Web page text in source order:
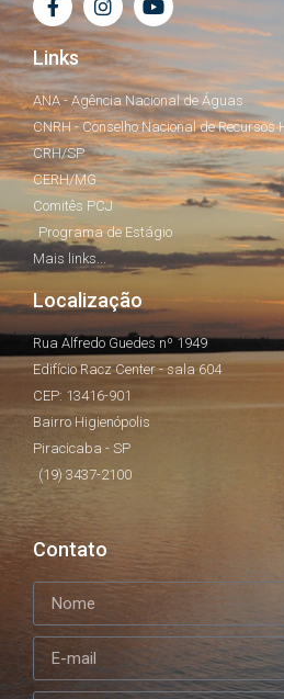
Links
ANA - Agência Nacional de Águas
CNRH - Conselho Nacional de Recursos
CRH/SP
CERH/MG
Comitês PCJ
Programa de Estágio
Mais links...
Localização
Rua Alfredo Guedes nº 1949
Edifício Racz Center - sala 604
CEP: 13416-901
Bairro Higienópolis
Piracicaba - SP
(19) 3437-2100
Contato